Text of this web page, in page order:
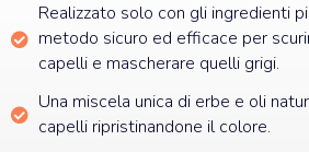
Realizzato solo con gli ingredienti
metodo sicuro ed efficace per
capelli e mascherare quelli grigi.
Una miscela unica di erbe e oli
capelli ripristinandone il colore.